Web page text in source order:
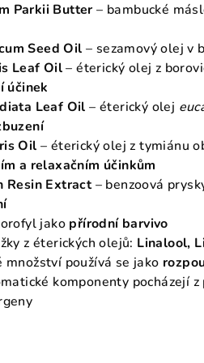
Parkii Butter– bambucké
Seed Oil – sezamový olej v
Leaf Oil– éterický olej z
účinek
Leaf Oil – éterický olej
Oil – éterický olej z tymiánu
a relaxačním účinkům
Resin Extract– benzoová
jako přírodní barvivo
z éterických olejů: Linalool,
množství používá se jako
komponenty pocházejí